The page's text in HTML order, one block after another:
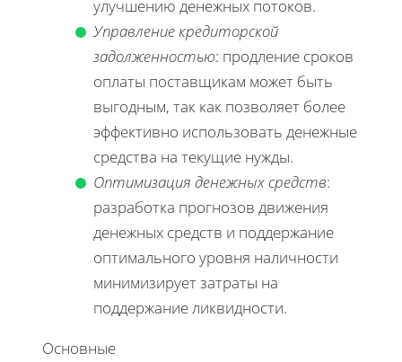
улучшению денежных потоков.
Управление кредиторской
задолженностью: продление сроков
оплаты поставщикам может быть
выгодным, так как позволяет более
эффективно использовать денежные
средства на текущие нужды.
Оптимизация денежных средств:
разработка прогнозов движения
денежных средств и поддержание
оптимального уровня наличности
минимизирует затраты на
поддержание ликвидности.
Основные